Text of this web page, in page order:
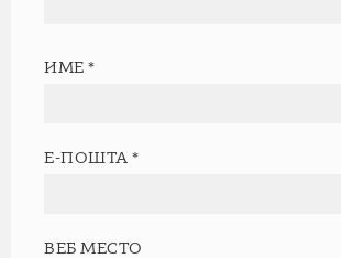
ИМЕ*
Е-ПОШТА*
ВЕБ МЕСТО